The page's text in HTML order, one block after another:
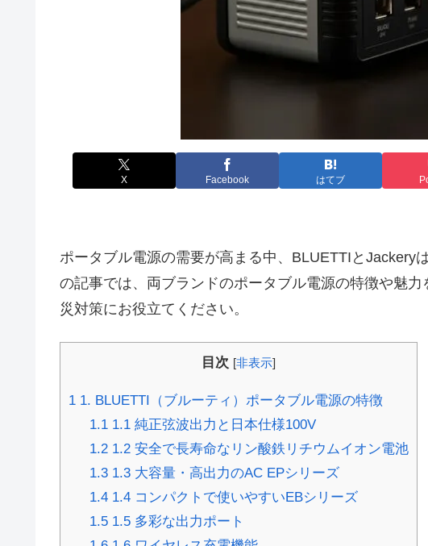
X Facebook はてブ
ポータブル電源の需要が高まる中、BLUETTIとJackery
の記事では、両ブランドのポータブル電源の特徴や魅
災対策にお役立てください。
目次 [非表示]
1 1. BLUETTI（ブルーティ）ポータブル電源の特徴
1.11.1 純正弦波出力と日本仕様100V
1.21.2 安全で長寿命なリン酸鉄リチウムイオン電池
1.31.3 大容量・高出力のAC EPシリーズ
1.41.4 コンパクトで使いやすいEBシリーズ
1.51.5 多彩な出力ポート